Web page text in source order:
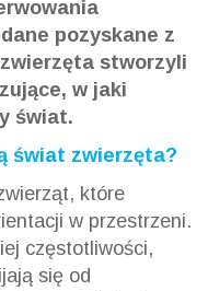
pozyskane z
zwierzęta stworzyli
w jaki
świat.
świat zwierzęta?
które
w przestrzeni.
częstotliwości,
się od